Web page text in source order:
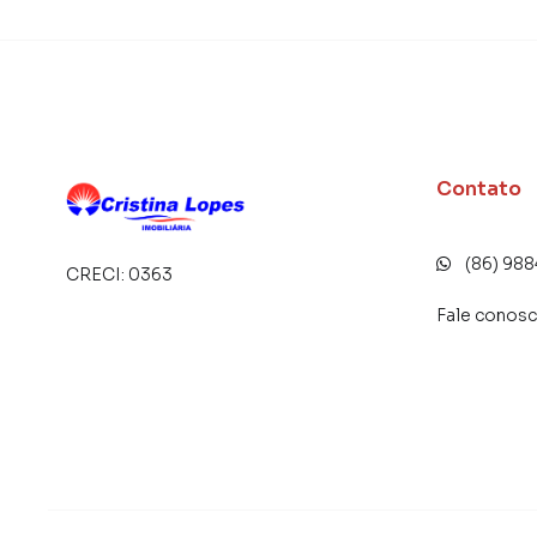
Na Cristina Lopes Imobiliária você consegue
Zoobotânico. Isso porque temos uma equipe
específicas para Teresina, o que aumenta
CRECI: 0363
Contato
(86)
Fale